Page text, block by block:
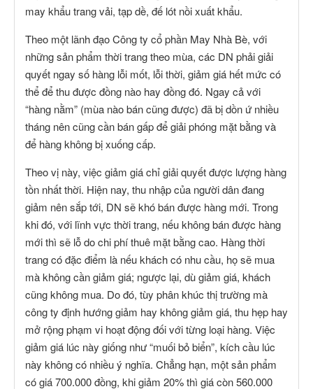
may khẩu trang vải, tạp dề, đế lót nồi xuất khẩu.
Theo một lãnh đạo Công ty cổ phần May Nhà Bè, với
những sản phẩm thời trang theo mùa, các DN phải giải
quyết ngay số hàng lỗi mốt, lỗi thời, giảm giá hết mức có
thể để thu được đồng nào hay đồng đó. Ngay cả với
“hàng nằm” (mùa nào bán cũng được) đã bị dồn ứ nhiều
tháng nên cũng cần bán gấp để giải phóng mặt bằng và
để hàng không bị xuống cấp.
Theo vị này, việc giảm giá chỉ giải quyết được lượng hàng
tồn nhất thời. Hiện nay, thu nhập của người dân đang
giảm nên sắp tới, DN sẽ khó bán được hàng mới. Trong
khi đó, với lĩnh vực thời trang, nếu không bán được hàng
mới thì sẽ lỗ do chi phí thuê mặt bằng cao. Hàng thời
trang có đặc điểm là nếu khách có nhu cầu, họ sẽ mua
mà không cần giảm giá; ngược lại, dù giảm giá, khách
cũng không mua. Do đó, tùy phân khúc thị trường mà
công ty định hướng giảm hay không giảm giá, thu hẹp hay
mở rộng phạm vi hoạt động đối với từng loại hàng. Việc
giảm giá lúc này giống như “muối bỏ biển”, kích cầu lúc
này không có nhiều ý nghĩa. Chẳng hạn, một sản phẩm
có giá 700.000 đồng, khi giảm 20% thì giá còn 560.000